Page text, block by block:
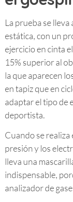
La prueba se
estática, con un
ejercicio en cinta
15% superior al
la que aparecen
en tapiz que en
adaptar el tipo de
deportista.
Cuando se
presión y los
lleva una
indispensable,
analizador de